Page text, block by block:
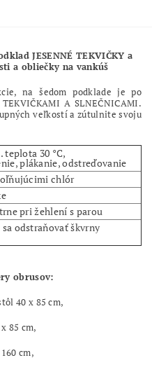
JESENNÉ TEKVIČKY a
a obliečky na vankúš
na šedom podklade je po
A SLNEČNICAMI.
veľkostí a zútulnite svoju
teplota 30 °C,
plákanie, odstreďovanie
chlór
pri žehlení s parou
odstraňovať škvrny
obrusov:
40 x 85 cm,
85 cm,
cm,